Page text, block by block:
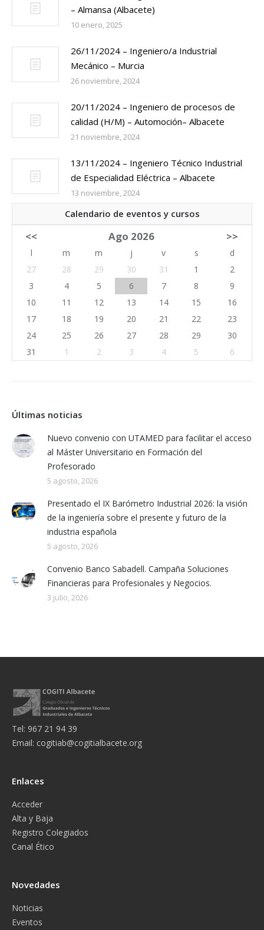
– Almansa (Albacete)
10 enero, 2025
26/11/2024 – Ingeniero/a Industrial
Mecánico – Murcia
26 noviembre, 2024
20/11/2024 – Ingeniero de procesos de
calidad (H/M) – Automoción– Albacete
21 noviembre, 2024
13/11/2024 – Ingeniero Técnico Industrial
de Especialidad Eléctrica – Albacete
13 noviembre, 2024
Calendario de eventos y cursos
<< Ago 2026 >>
l m m j v s
d
27
28 29 30 31 1
2
3
4 5 6 7 8
9
10
11 12 13 14 15
16
17
18 19 20 21 22
23
24
25 26 27 28 29
30
31
1 2 3 4 5 6
Últimas noticias
Nuevo convenio con UTAMED para facilitar el acceso
al Máster Universitario en Formación del
Profesorado
5 agosto, 2026
Presentado el IX Barómetro Industrial 2026: la visión
de la ingeniería sobre el presente y futuro de la
industria española
5 agosto, 2026
Convenio Banco Sabadell. Campaña Soluciones
Financieras para Profesionales y Negocios.
3 julio, 2026
Tel: 967 21 94 39
Email: cogitiab@cogitialbacete.org
Enlaces
Acceder
Alta y Baja
Registro Colegiados
Canal Ético
Novedades
Noticias
Eventos